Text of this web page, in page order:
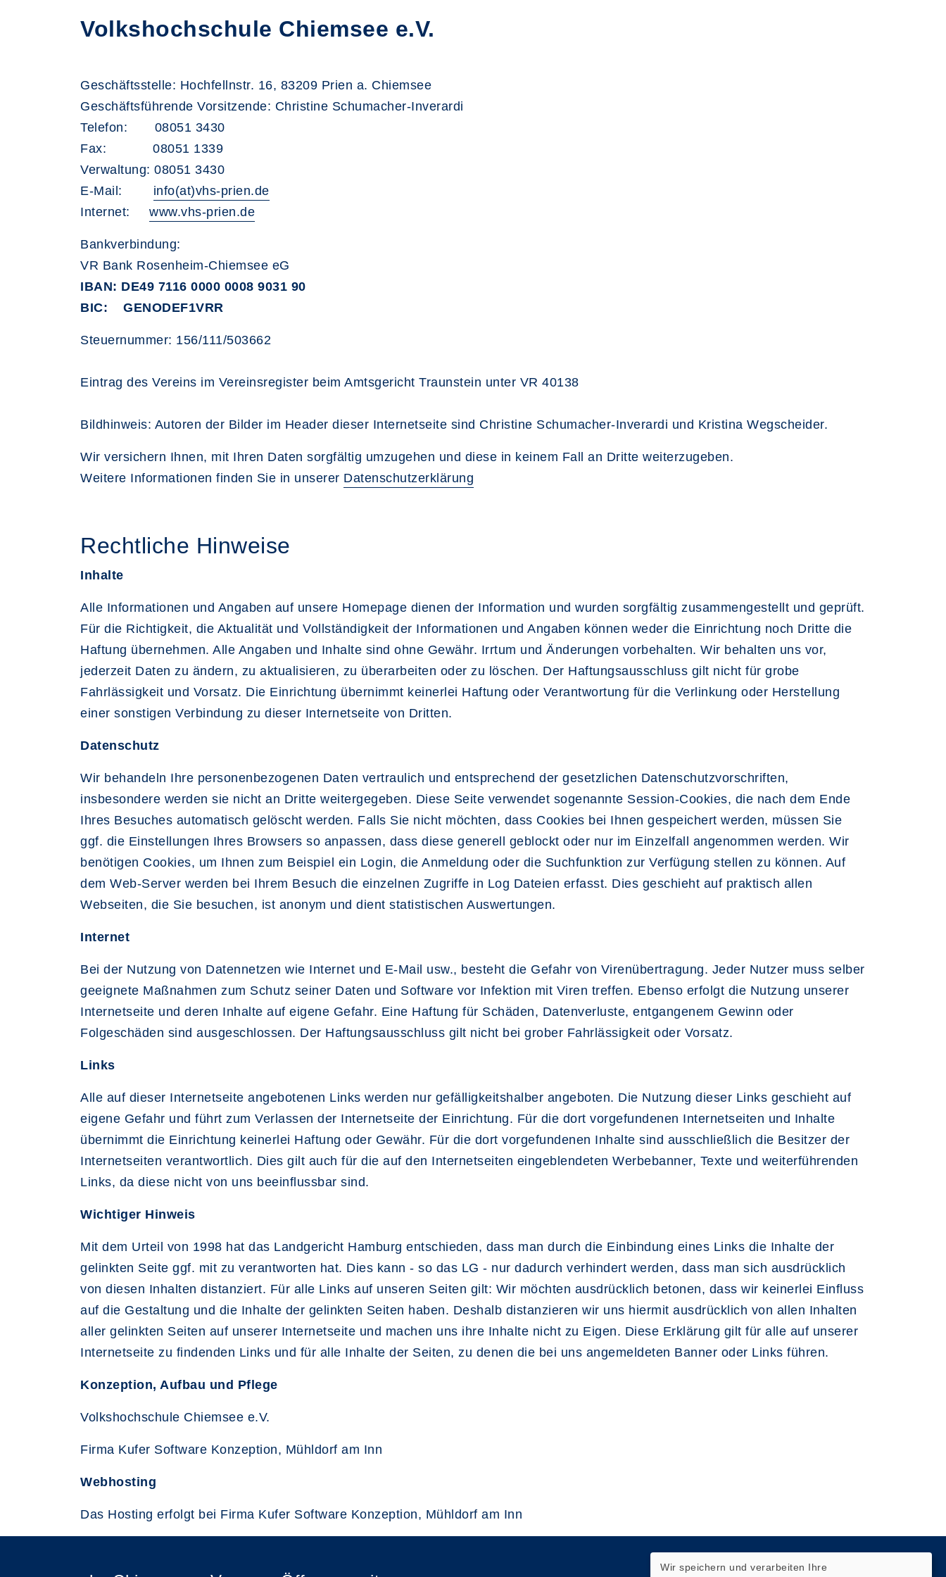
Volkshochschule Chiemsee e.V.
Geschäftsstelle: Hochfellnstr. 16, 83209 Prien a. Chiemsee
Geschäftsführende Vorsitzende: Christine Schumacher-Inverardi
Telefon: 08051 3430
Fax: 08051 1339
Verwaltung: 08051 3430
E-Mail: info(at)vhs-prien.de
Internet: www.vhs-prien.de
Bankverbindung:
VR Bank Rosenheim-Chiemsee eG
IBAN: DE49 7116 0000 0008 9031 90
BIC: GENODEF1VRR
Steuernummer: 156/111/503662
Eintrag des Vereins im Vereinsregister beim Amtsgericht Traunstein unter VR 40138
Bildhinweis: Autoren der Bilder im Header dieser Internetseite sind Christine Schumacher-Inverardi und Kristina Wegscheider.
Wir versichern Ihnen, mit Ihren Daten sorgfältig umzugehen und diese in keinem Fall an Dritte weiterzugeben.
Weitere Informationen finden Sie in unserer Datenschutzerklärung
Rechtliche Hinweise
Inhalte
Alle Informationen und Angaben auf unsere Homepage dienen der Information und wurden sorgfältig zusammengestellt und geprüft.
Für die Richtigkeit, die Aktualität und Vollständigkeit der Informationen und Angaben können weder die Einrichtung noch Dritte die
Haftung übernehmen. Alle Angaben und Inhalte sind ohne Gewähr. Irrtum und Änderungen vorbehalten. Wir behalten uns vor,
jederzeit Daten zu ändern, zu aktualisieren, zu überarbeiten oder zu löschen. Der Haftungsausschluss gilt nicht für grobe
Fahrlässigkeit und Vorsatz. Die Einrichtung übernimmt keinerlei Haftung oder Verantwortung für die Verlinkung oder Herstellung
einer sonstigen Verbindung zu dieser Internetseite von Dritten.
Datenschutz
Wir behandeln Ihre personenbezogenen Daten vertraulich und entsprechend der gesetzlichen Datenschutzvorschriften,
insbesondere werden sie nicht an Dritte weitergegeben. Diese Seite verwendet sogenannte Session-Cookies, die nach dem Ende
Ihres Besuches automatisch gelöscht werden. Falls Sie nicht möchten, dass Cookies bei Ihnen gespeichert werden, müssen Sie
ggf. die Einstellungen Ihres Browsers so anpassen, dass diese generell geblockt oder nur im Einzelfall angenommen werden. Wir
benötigen Cookies, um Ihnen zum Beispiel ein Login, die Anmeldung oder die Suchfunktion zur Verfügung stellen zu können. Auf
dem Web-Server werden bei Ihrem Besuch die einzelnen Zugriffe in Log Dateien erfasst. Dies geschieht auf praktisch allen
Webseiten, die Sie besuchen, ist anonym und dient statistischen Auswertungen.
Internet
Bei der Nutzung von Datennetzen wie Internet und E-Mail usw., besteht die Gefahr von Virenübertragung. Jeder Nutzer muss selber
geeignete Maßnahmen zum Schutz seiner Daten und Software vor Infektion mit Viren treffen. Ebenso erfolgt die Nutzung unserer
Internetseite und deren Inhalte auf eigene Gefahr. Eine Haftung für Schäden, Datenverluste, entgangenem Gewinn oder
Folgeschäden sind ausgeschlossen. Der Haftungsausschluss gilt nicht bei grober Fahrlässigkeit oder Vorsatz.
Links
Alle auf dieser Internetseite angebotenen Links werden nur gefälligkeitshalber angeboten. Die Nutzung dieser Links geschieht auf
eigene Gefahr und führt zum Verlassen der Internetseite der Einrichtung. Für die dort vorgefundenen Internetseiten und Inhalte
übernimmt die Einrichtung keinerlei Haftung oder Gewähr. Für die dort vorgefundenen Inhalte sind ausschließlich die Besitzer der
Internetseiten verantwortlich. Dies gilt auch für die auf den Internetseiten eingeblendeten Werbebanner, Texte und weiterführenden
Links, da diese nicht von uns beeinflussbar sind.
Wichtiger Hinweis
Mit dem Urteil von 1998 hat das Landgericht Hamburg entschieden, dass man durch die Einbindung eines Links die Inhalte der
gelinkten Seite ggf. mit zu verantworten hat. Dies kann - so das LG - nur dadurch verhindert werden, dass man sich ausdrücklich
von diesen Inhalten distanziert. Für alle Links auf unseren Seiten gilt: Wir möchten ausdrücklich betonen, dass wir keinerlei Einfluss
auf die Gestaltung und die Inhalte der gelinkten Seiten haben. Deshalb distanzieren wir uns hiermit ausdrücklich von allen Inhalten
aller gelinkten Seiten auf unserer Internetseite und machen uns ihre Inhalte nicht zu Eigen. Diese Erklärung gilt für alle auf unserer
Internetseite zu findenden Links und für alle Inhalte der Seiten, zu denen die bei uns angemeldeten Banner oder Links führen.
Konzeption, Aufbau und Pflege
Volkshochschule Chiemsee e.V.
Firma Kufer Software Konzeption, Mühldorf am Inn
Webhosting
Das Hosting erfolgt bei Firma Kufer Software Konzeption, Mühldorf am Inn
Wir speichern und verarbeiten Ihre